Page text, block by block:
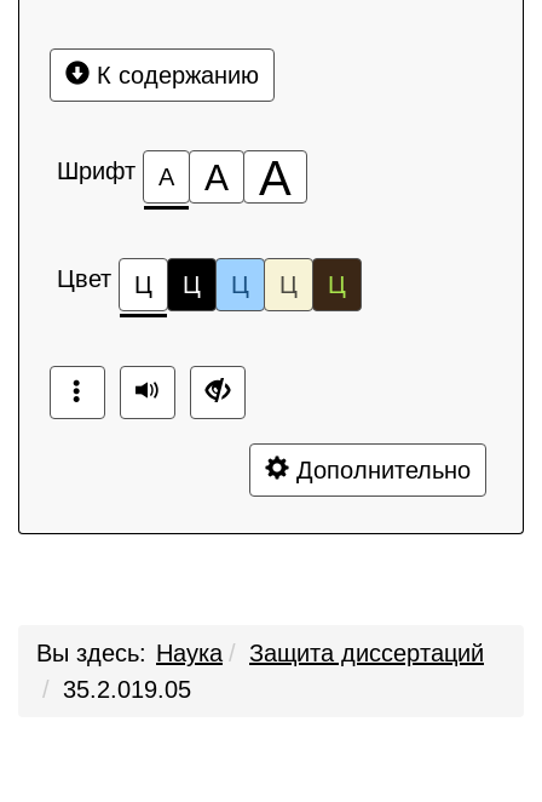
К содержанию
Шрифт А А А
Цвет Ц Ц Ц Ц Ц
Дополнительно
Вы здесь: Наука
Защита диссертаций
35.2.019.05